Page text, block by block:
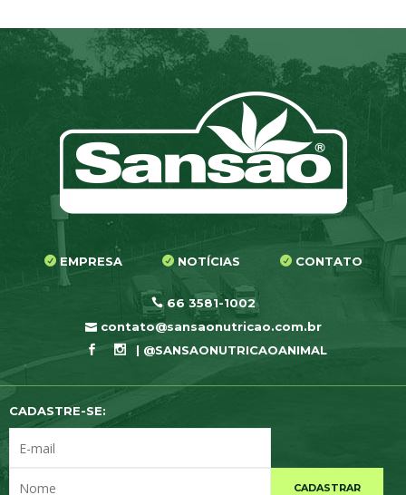
EMPRESA NOTÍCIAS CONTATO
66 3581-1002
contato@sansaonutricao.com.br
| @SANSAONUTRICAOANIMAL
CADASTRE-SE:
CADASTRAR